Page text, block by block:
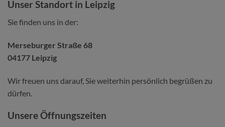
Unser Standort in Leipzig
Sie finden uns in der:
Merseburger Straße 68
04177 Leipzig
Wir freuen uns darauf, Sie weiterhin persönlich begrüßen zu
dürfen.
Unsere Öffnungszeiten